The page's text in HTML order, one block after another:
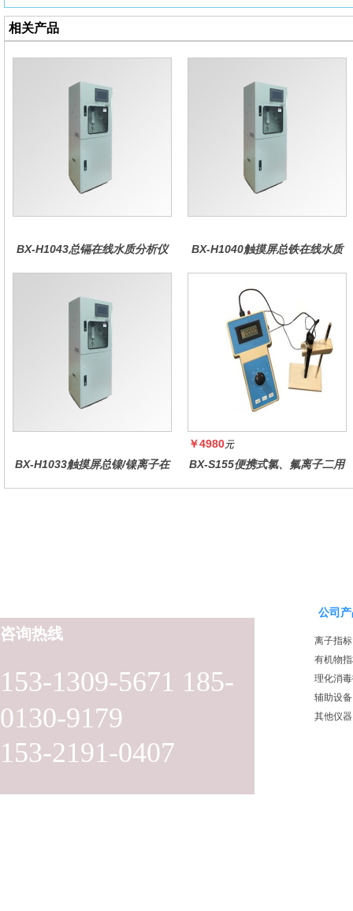
相关产品
BX-H1043总镉在线水质分析仪
BX-H1040触摸屏总铁在线水质
BX-H1033触摸屏总镍/镍离子在
￥4980元
BX-S155便携式氯、氟离子二用
153-1309-5671 185-
0130-9179
153-2191-0407
咨询热线
公司
离子指标
有机物
理化消
辅助设备
其他仪器